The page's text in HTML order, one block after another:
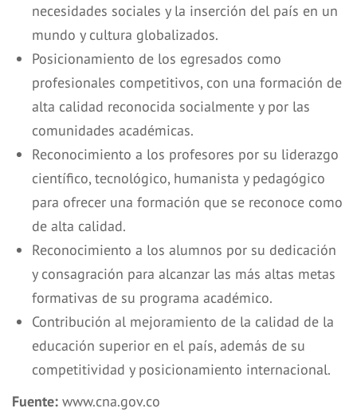
necesidades sociales y la inserción del país en un
mundo y cultura globalizados.
Posicionamiento de los egresados como
profesionales competitivos, con una formación de
alta calidad reconocida socialmente y por las
comunidades académicas.
Reconocimiento a los profesores por su liderazgo
científico, tecnológico, humanista y pedagógico
para ofrecer una formación que se reconoce como
de alta calidad.
Reconocimiento a los alumnos por su dedicación
y consagración para alcanzar las más altas metas
formativas de su programa académico.
Contribución al mejoramiento de la calidad de la
educación superior en el país, además de su
competitividad y posicionamiento internacional.
Fuente: www.cna.gov.co